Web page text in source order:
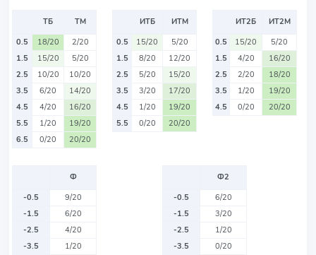
ТБ
ТМ
0.5
18/20
2/20
1.5
15/20
5/20
2.5
10/20
10/20
3.5
6/20
14/20
4.5
4/20
16/20
5.5
1/20
19/20
6.5
0/20 20/20
ИТБ
ИТМ
0.5
15/20
5/20
1.5
8/20
12/20
2.5
5/20
15/20
3.5
3/20
17/20
4.5
1/20
19/20
5.5
0/20 20/20
ИТ2Б
ИТ2М
0.5
15/20
5/20
1.5
4/20
16/20
2.5
2/20
18/20
3.5
1/20
19/20
4.5
0/20 20/20
Ф
-0.5
9/20
-1.5
6/20
-2.5
4/20
-3.5
1/20
Ф2
-0.5
6/20
-1.5
3/20
-2.5
1/20
-3.5
0/20